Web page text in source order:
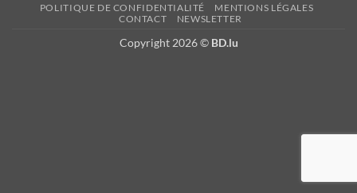
POLITIQUE DE CONFIDENTIALITÉ
MENTIONS LÉGALES
CONTACT
NEWSLETTER
Copyright 2026 © BD.lu